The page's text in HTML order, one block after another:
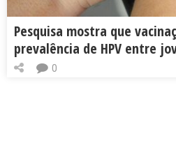
Pesquisa mostra que
prevalência de HPV entre
0